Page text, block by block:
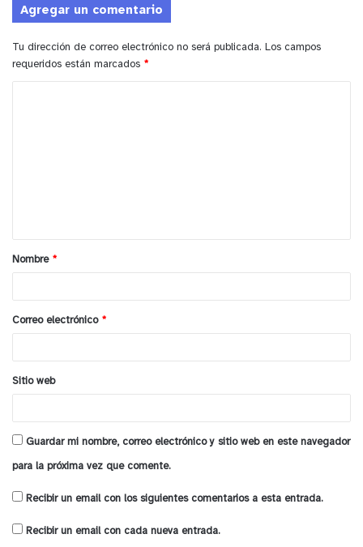
Agregar un comentario
Tu dirección de correo electrónico no será publicada. Los campos
requeridos están marcados *
a
r
*
Nombre *
Correo electrónico *
Sitio web
Guardar mi nombre, correo electrónico y sitio web en este navegador
para la próxima vez que comente.
Recibir un email con los siguientes comentarios a esta entrada.
Recibir un email con cada nueva entrada.